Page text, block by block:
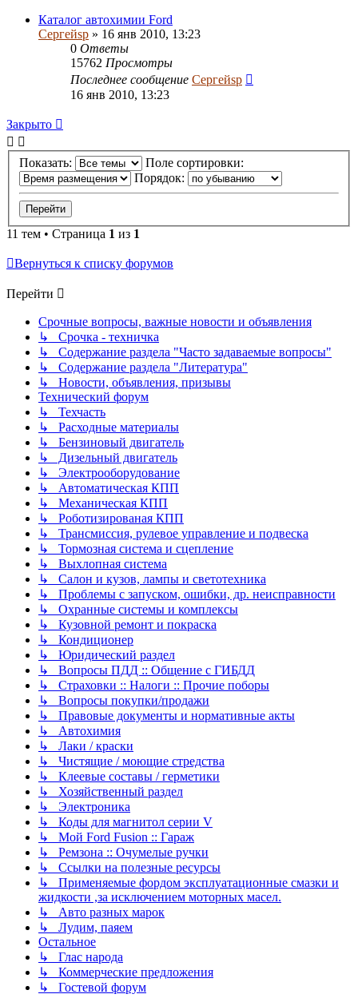
Каталог автохимии Ford
Сергейsp » 16 янв 2010, 13:23
0 Ответы
15762 Просмотры
Последнее сообщение Сергейsp
16 янв 2010, 13:23
Закрыто
Показать:
Поле сортировки:
Порядок:
11 тем • Страница 1 из 1
Вернуться к списку форумов
Перейти
Срочные вопросы, важные новости и объявления
↳ Срочка - техничка
↳ Содержание раздела "Часто задаваемые вопросы"
↳ Содержание раздела "Литература"
↳ Новости, объявления, призывы
Технический форум
↳ Техчасть
↳ Расходные материалы
↳ Бензиновый двигатель
↳ Дизельный двигатель
↳ Электрооборудование
↳ Автоматическая КПП
↳ Механическая КПП
↳ Роботизированая КПП
↳ Трансмиссия, рулевое управление и подвеска
↳ Тормозная система и сцепление
↳ Выхлопная система
↳ Салон и кузов, лампы и светотехника
↳ Проблемы с запуском, ошибки, др. неисправности
↳ Охранные системы и комплексы
↳ Кузовной ремонт и покраска
↳ Кондиционер
↳ Юридический раздел
↳ Вопросы ПДД :: Общение с ГИБДД
↳ Страховки :: Налоги :: Прочие поборы
↳ Вопросы покупки/продажи
↳ Правовые документы и нормативные акты
↳ Автохимия
↳ Лаки / краски
↳ Чистящие / моющие стредства
↳ Клеевые составы / герметики
↳ Хозяйственный раздел
↳ Электроника
↳ Коды для магнитол серии V
↳ Мой Ford Fusion :: Гараж
↳ Ремзона :: Очумелые ручки
↳ Ссылки на полезные ресурсы
↳ Применяемые фордом эксплуатационные смазки и
жидкости ,за исключением моторных масел.
↳ Авто разных марок
↳ Лудим, паяем
Остальное
↳ Глас народа
↳ Коммерческие предложения
↳ Гостевой форум